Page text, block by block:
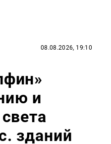
08.08.2026, 19:10
и
зданий